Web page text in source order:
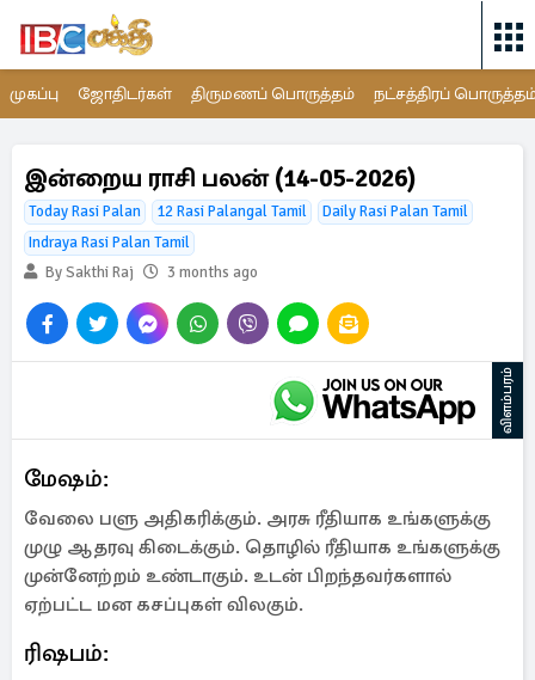
முகப்பு ஜோதிடர்கள் திருமணப் பொருத்தம் நட்சத்திரப்
இன்றைய ராசி பலன் (14-05-2026)
Today Rasi Palan 12 Rasi Palangal Tamil
Daily Rasi Palan Tamil
Indraya Rasi Palan Tamil
By Sakthi Raj
3 months ago
விளம்பரம்
மேஷம்:
வேலை பளு அதிகரிக்கும். அரசு ரீதியாக உங்களுக்கு
முழு ஆதரவு கிடைக்கும். தொழில் ரீதியாக உங்களுக்கு
முன்னேற்றம் உண்டாகும். உடன் பிறந்தவர்களால்
ஏற்பட்ட மன கசப்புகள் விலகும்.
ரிஷபம்: